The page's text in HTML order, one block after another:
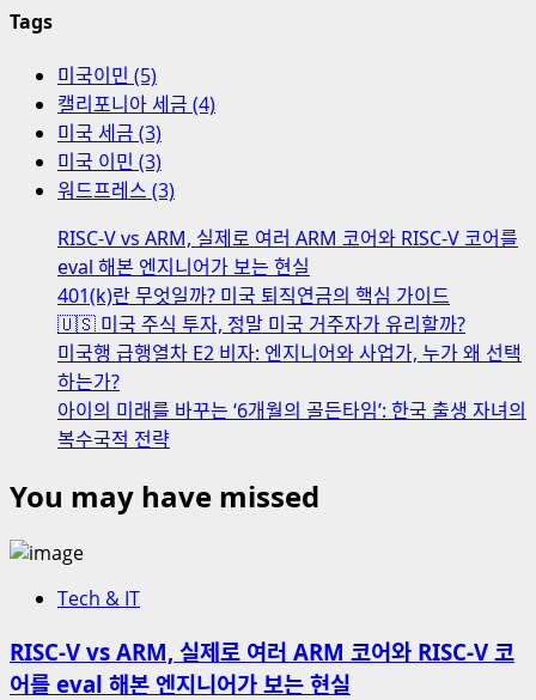
위
한
240V
비
상
전
력
‘마
지
막
기
회’
Medical
멤
버
십
이
싼
미
국
의
료
를
혁
신
는
Tags
미국이민 (5)
캘리포니아 세금 (4)
미국 세금 (3)
미국 이민 (3)
워드프레스 (3)
RISC-V vs ARM, 실제로 여러 ARM 코어와 RISC-V 코어를
eval 해본 엔지니어가 보는 현실
401(k)란 무엇일까? 미국 퇴직연금의 핵심 가이드
🇺🇸 미국 주식 투자, 정말 미국 거주자가 유리할까?
미국행 급행열차 E2 비자: 엔지니어와 사업가, 누가 왜 선택
하는가?
아이의 미래를 바꾸는 ‘6개월의 골든타임’: 한국 출생 자녀의
복수국적 전략
You may have missed
Tech & IT
RISC-V vs ARM, 실제로 여러 ARM 코어와 RISC-V 코
어를 eval 해본 엔지니어가 보는 현실